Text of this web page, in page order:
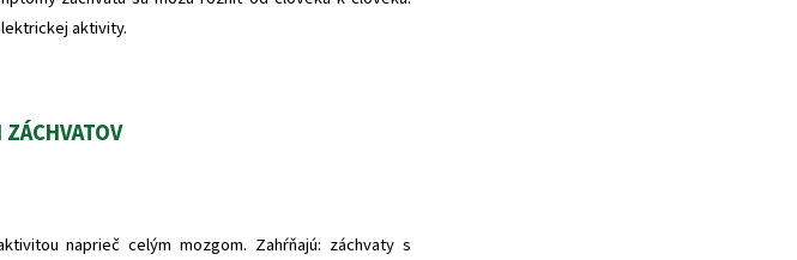
aktivity.
naprieč celým mozgom. Zahŕňajú: záchvaty s